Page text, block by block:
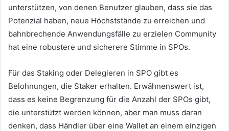
unterstützen, von denen Benutzer glauben, dass sie das
Potenzial haben, neue Höchststände zu erreichen und
bahnbrechende Anwendungsfälle zu erzielen Community
hat eine robustere und sicherere Stimme in SPOs.
Für das Staking oder Delegieren in SPO gibt es
Belohnungen, die Staker erhalten. Erwähnenswert ist,
dass es keine Begrenzung für die Anzahl der SPOs gibt,
die unterstützt werden können, aber man muss daran
denken, dass Händler über eine Wallet an einem einzigen